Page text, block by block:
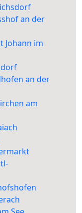
an der
Johann im
an der
am